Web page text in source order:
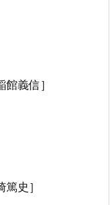
義信］
史］